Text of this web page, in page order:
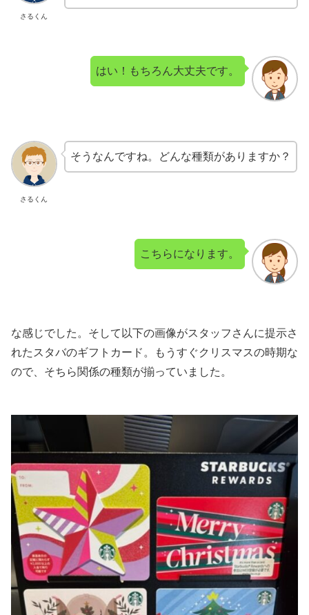
さるくん
はい！もちろん大丈夫です。
さるくん
そうなんですね。どんな種類がありますか？
こちらになります。
な感じでした。そして以下の画像がスタッフさんに提示さ
れたスタバのギフトカード。もうすぐクリスマスの時期な
ので、そちら関係の種類が揃っていました。